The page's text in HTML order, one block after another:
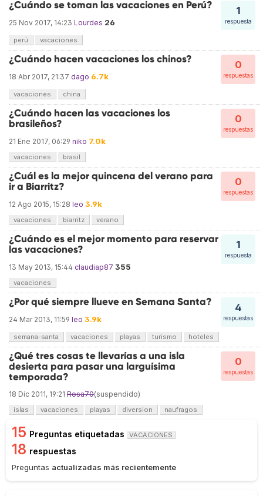
1
respuesta
¿Cuándo se toman las vacaciones en Perú?
25 Nov 2017, 14:23 Lourdes 26
perú vacaciones
0
respuestas
¿Cuándo hacen vacaciones los chinos?
18 Abr 2017, 21:37 dago 6.7k
vacaciones china
0
respuestas
¿Cuándo hacen las vacaciones los
brasileños?
21 Ene 2017, 06:29 niko 7.0k
vacaciones brasil
0
respuestas
¿Cuál es la mejor quincena del verano para
ir a Biarritz?
12 Ago 2015, 15:28 leo 3.9k
vacaciones biarritz verano
1
respuesta
¿Cuándo es el mejor momento para reservar
las vacaciones?
13 May 2013, 15:44 claudiap87 355
vacaciones
4
respuestas
¿Por qué siempre llueve en Semana Santa?
24 Mar 2013, 11:59 leo 3.9k
semana-santa vacaciones playas turismo hoteles
0
respuestas
¿Qué tres cosas te llevarías a una isla
desierta para pasar una larguísima
temporada?
18 Dic 2011, 19:21 Rosa70(suspendido)
islas vacaciones playas diversion naufragos
15 Preguntas etiquetadas VACACIONES
18 respuestas
Preguntas actualizadas más recientemente